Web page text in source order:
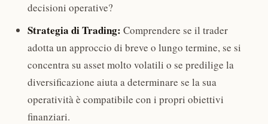
decisioni operative?
Strategia di Trading: Comprendere se il trader
adotta un approccio di breve o lungo termine, se si
concentra su asset molto volatili o se predilige la
diversificazione aiuta a determinare se la sua
operatività è compatibile con i propri obiettivi
finanziari.